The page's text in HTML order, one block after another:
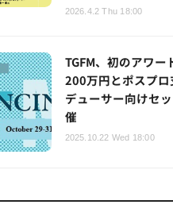
2026.4.2 Thu 18:00
TGFM、初のアワー
200万円とポスプロ
デューサー向けセ
催
2025.10.22 Wed 18:00